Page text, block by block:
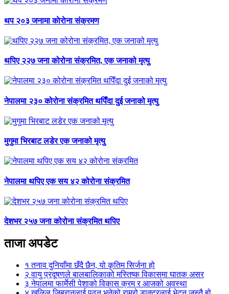
थप २०३ जनामा काेराेना संक्रमण
थपिए २२७ जना कोरोना संक्रमित, एक जनाको मृत्यु
नेपालमा २३० कोरोना संक्रमित थपिँदा दुई जनाको मृत्यु
मुगुमा भिरबाट लडेर एक जनाको मृत्यु
नेपालमा थपिए एक सय ४२ कोरोना संक्रमित
देशभर २५७ जना कोरोना संक्रमित थपिए
ताजा अपडेट
१ तनाव दुनियाँमा छँदै छैन, यो कृतिम सिर्जना हो
२ वायु प्रदूषणले बालबालिकाको मस्तिष्क विकासमा घातक असर
३ नेपालमा फार्मेसी पेशाको विकास क्रम र आजको अवस्था